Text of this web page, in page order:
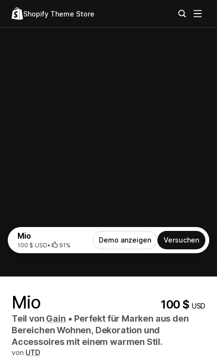
Shopify Theme Store
Mio
100 $ USD• 91%
Demo anzeigen Versuchen
Mio 100 $USD
Teil von Gain • Perfekt für Marken aus den
Bereichen Wohnen, Dekoration und
Accessoires mit einem warmen Stil.
von UTD